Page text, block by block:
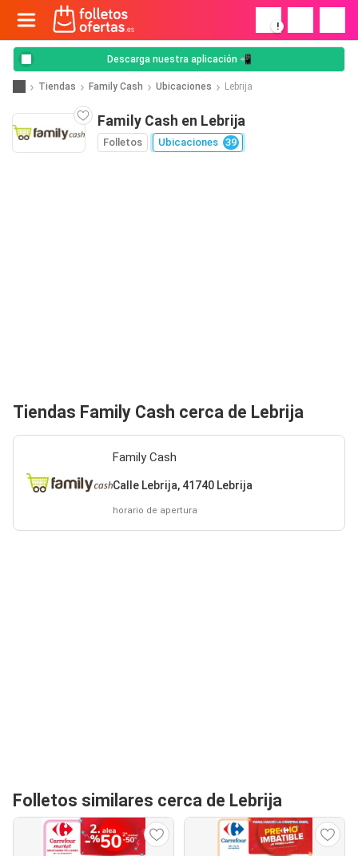
!
Descarga nuestra aplicación 📲
Tiendas Family Cash Ubicaciones Lebrija
Family Cash en Lebrija
Folletos Ubicaciones 39
Tiendas Family Cash cerca de Lebrija
Family Cash
Calle Lebrija, 41740 Lebrija
horario de apertura
Folletos similares cerca de Lebrija